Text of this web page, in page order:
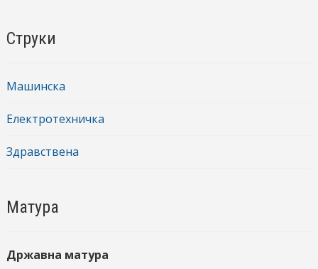
Струки
Машинска
Електротехничка
Здравствена
Матура
Државна матура